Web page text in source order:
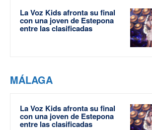
La Voz Kids afronta su final
con una joven de Estepona
entre las clasificadas
MÁLAGA
La Voz Kids afronta su final
con una joven de Estepona
entre las clasificadas